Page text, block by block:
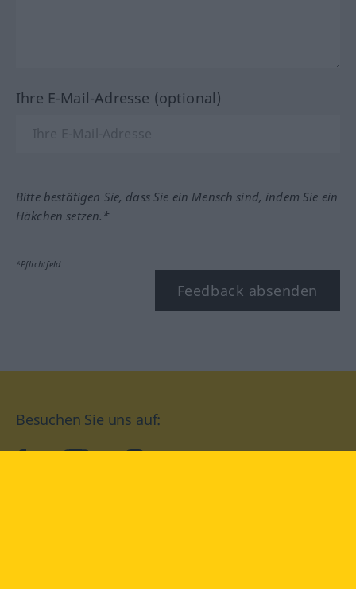
Ihre E-Mail-Adresse (optional)
Bitte bestätigen Sie, dass Sie ein Mensch sind, indem Sie ein
Häkchen setzen.*
*Pflichtfeld
Feedback absenden
Besuchen Sie uns auf: